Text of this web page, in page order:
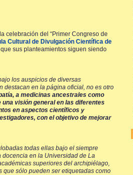
celebración del “Primer Congreso de
Cultural de Divulgación Científica de
sus planteamientos siguen siendo
los auspicios de diversas
destacan en la página oficial, no es otro
a medicinas ancestrales como
visión general en las diferentes
en aspectos científicos y
con el objetivo de mejorar
todas ellas bajo el siempre
docencia en la Universidad de La
superiores del archipiélago,
que sólo pueden ser etiquetadas como